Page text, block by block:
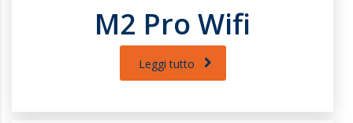
M2 Pro Wifi
Leggi tutto